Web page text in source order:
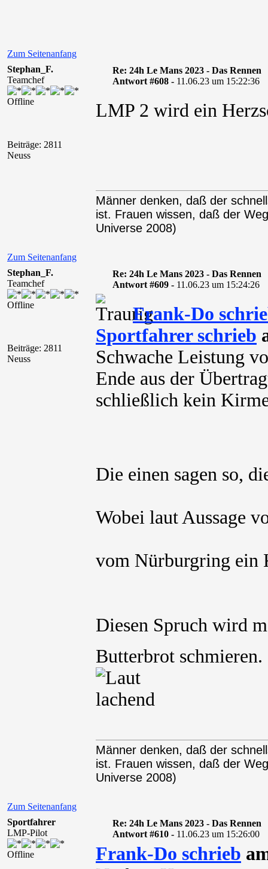
Zum Seitenanfang
Stephan_F.
Teamchef
Offline
Beiträge: 2811
Neuss
Re: 24h Le Mans 2023 - Das Rennen
Antwort #608 - 11.06.23 um 15:22:36
LMP 2 wird ein
Zum Seitenanfang
Männer denken, daß der
ist. Frauen wissen, daß der
Universe 2008)
Stephan_F.
Teamchef
Offline
Beiträge: 2811
Neuss
Re: 24h Le Mans 2023 - Das Rennen
Antwort #609 - 11.06.23 um 15:24:26
Frank-Do
Sportfahrer schrieb
Schwache Leistung
Ende aus der
schließlich kein
Die einen sagen so,
Wobei laut Aussage
vom Nürburgring
Diesen Spruch wird
Butterbrot
Zum Seitenanfang
Männer denken, daß der
ist. Frauen wissen, daß der
Universe 2008)
Sportfahrer
LMP-Pilot
Offline
Re: 24h Le Mans 2023 - Das Rennen
Antwort #610 - 11.06.23 um 15:26:00
Frank-Do schrieb